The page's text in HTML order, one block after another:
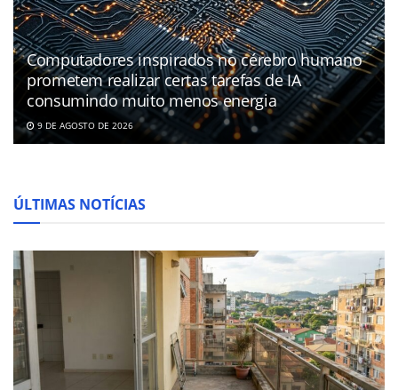
Computadores inspirados no cérebro humano
prometem realizar certas tarefas de IA
consumindo muito menos energia
9 DE AGOSTO DE 2026
ÚLTIMAS NOTÍCIAS